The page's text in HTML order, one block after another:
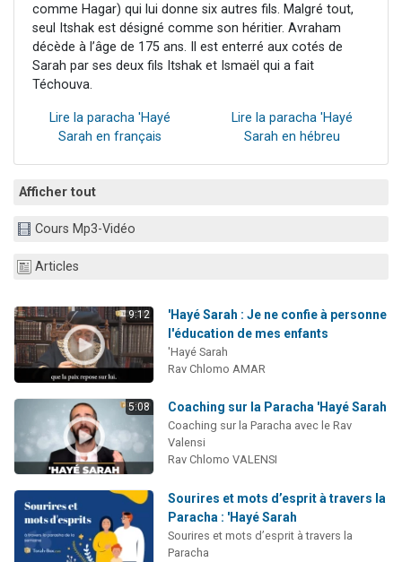
comme Hagar) qui lui donne six autres fils. Malgré tout,
seul Itshak est désigné comme son héritier. Avraham
décède à l’âge de 175 ans. Il est enterré aux cotés de
Sarah par ses deux fils Itshak et Ismaël qui a fait
Téchouva.
Lire la paracha 'Hayé
Sarah en français
Lire la paracha 'Hayé
Sarah en hébreu
Afficher tout
Cours Mp3-Vidéo
Articles
9:12
'Hayé Sarah : Je ne confie à personne
l'éducation de mes enfants
'Hayé Sarah
Rav Chlomo AMAR
5:08 Coaching sur la Paracha 'Hayé Sarah
Coaching sur la Paracha avec le Rav
Valensi
Rav Chlomo VALENSI
Sourires et mots d’esprit à travers la
Paracha : 'Hayé Sarah
Sourires et mots d’esprit à travers la
Paracha